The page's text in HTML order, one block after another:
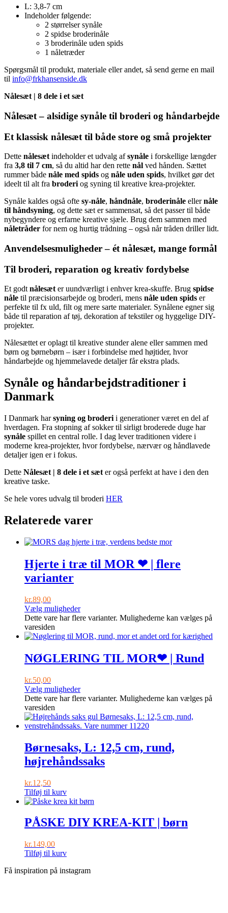
L: 3,8-7 cm
Indeholder følgende:
2 størrelser synåle
2 spidse broderinåle
3 broderinåle uden spids
1 nåletræder
Spørgsmål til produkt, materiale eller andet, så send gerne en mail
til info@frkhansenside.dk
Nålesæt | 8 dele i et sæt
Nålesæt – alsidige synåle til broderi og håndarbejde
Et klassisk nålesæt til både store og små projekter
Dette nålesæt indeholder et udvalg afsynåle i forskellige længder
fra 3,8 til 7 cm, så du altid har den rette nål ved hånden. Sættet
rummer både nåle med spids og nåle uden spids, hvilket gør det
ideelt til alt fra broderi og syning til kreative krea-projekter.
Synåle kaldes også ofte sy-nåle, håndnåle, broderinåle ellernåle
til håndsyning, og dette sæt er sammensat, så det passer til både
nybegyndere og erfarne kreative sjæle. Brug dem sammen med
nåletråder for nem og hurtig trådning – også når tråden driller lidt.
Anvendelsesmuligheder – ét nålesæt, mange formål
Til broderi, reparation og kreativ fordybelse
Et godtnålesæter uundværligt i enhver krea-skuffe. Brug spidse
nåle til præcisionsarbejde og broderi, mens nåle uden spids er
perfekte til fx uld, filt og mere sarte materialer. Synålene egner sig
både til reparation af tøj, dekoration af tekstiler og hyggelige DIY-
projekter.
Nålesættet er oplagt til kreative stunder alene eller sammen med
børn og børnebørn – især i forbindelse med højtider, hvor
håndarbejde og hjemmelavede detaljer får ekstra plads.
Synåle og håndarbejdstraditioner i
Danmark
I Danmark harsyning og broderi i generationer været en del af
hverdagen. Fra stopning af sokker til sirligt broderede duge har
synåle spillet en central rolle. I dag lever traditionen videre i
moderne krea-projekter, hvor fordybelse, nærvær og håndlavede
detaljer igen er i fokus.
Dette Nålesæt | 8 dele i et sæt er også perfekt at have i den den
kreative taske.
Se hele vores udvalg til broderi HER
Relaterede varer
Hjerte i træ til MOR ❤ | flere
varianter
kr.89,00
Vælg muligheder
Dette vare har flere varianter. Mulighederne kan vælges på
varesiden
NØGLERING TIL MOR❤ | Rund
kr.50,00
Vælg muligheder
Dette vare har flere varianter. Mulighederne kan vælges på
varesiden
Børnesaks, L: 12,5 cm, rund,
højrehåndssaks
kr.12,50
Tilføj til kurv
PÅSKE DIY KREA-KIT | børn
kr.149,00
Tilføj til kurv
Få inspiration på instagram